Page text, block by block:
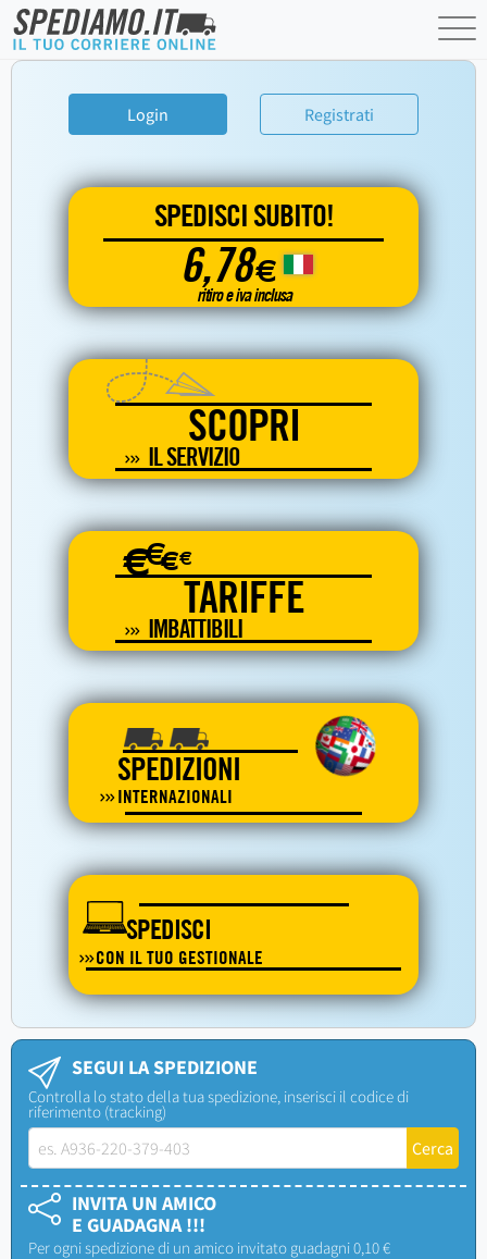
Login Registrati
SPEDISCI SUBITO!
6,78€
ritiro e iva inclusa
SCOPRI
IL SERVIZIO
€€€€
TARIFFE
IMBATTIBILI
SPEDIZIONI
INTERNAZIONALI
SPEDISCI
CON IL TUO GESTIONALE
SEGUI LA SPEDIZIONE
Controlla lo stato della tua spedizione, inserisci il codice di
riferimento (tracking)
INVITA UN AMICO
E GUADAGNA !!!
Per ogni spedizione di un amico invitato guadagni 0,10 €